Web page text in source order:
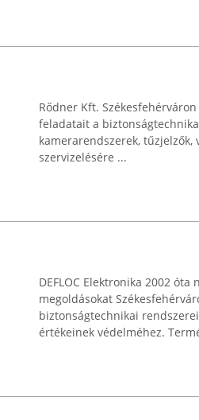
Rődner Kft.
feladatait a
kamerarendszerek,
szervizelésére ...
DEFLOC Elektronika 2002
megoldásokat
biztonságtechnikai
értékeinek védelméhez.